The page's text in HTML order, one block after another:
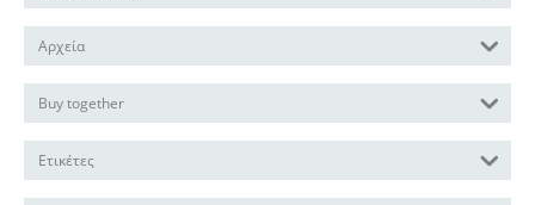
Αρχεία
Buy together
Ετικέτες